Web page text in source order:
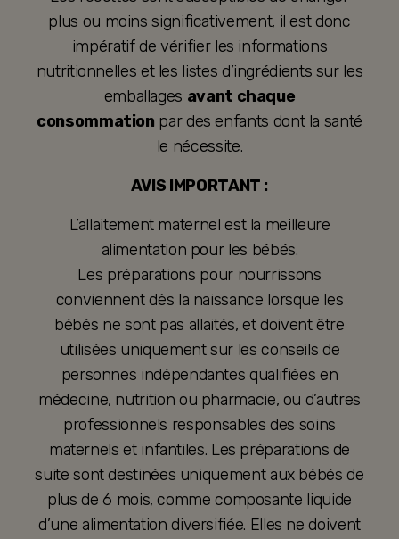
plus ou moins significativement, il est donc
impératif de vérifier les informations
nutritionnelles et les listes d’ingrédients sur les
emballages avant chaque
consommation par des enfants dont la santé
le nécessite.
AVIS IMPORTANT :
L’allaitement maternel est la meilleure
alimentation pour les bébés.
Les préparations pour nourrissons
conviennent dès la naissance lorsque les
bébés ne sont pas allaités, et doivent être
utilisées uniquement sur les conseils de
personnes indépendantes qualifiées en
médecine, nutrition ou pharmacie, ou d’autres
professionnels responsables des soins
maternels et infantiles. Les préparations de
suite sont destinées uniquement aux bébés de
plus de 6 mois, comme composante liquide
d’une alimentation diversifiée. Elles ne doivent